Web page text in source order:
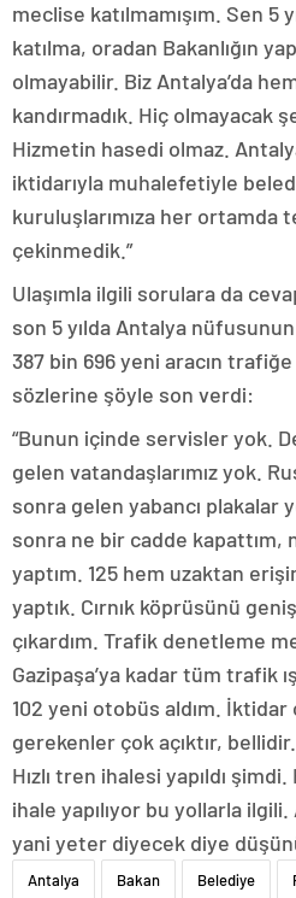
meclise katılmamışım. Sen 5
katılma, oradan Bakanlığın
olmayabilir. Biz Antalya’da
kandırmadık. Hiç olmayacak
Hizmetin hasedi olmaz.
iktidarıyla muhalefetiyle
kuruluşlarımıza her ortamda
çekinmedik.”
Ulaşımla ilgili sorulara da
son 5 yılda Antalya nüfusunun
387 bin 696 yeni aracın trafiğe
sözlerine şöyle son verdi:
“Bunun içinde servisler yok.
gelen vatandaşlarımız yok.
sonra gelen yabancı plakalar
sonra ne bir cadde kapattım,
yaptım. 125 hem uzaktan
yaptık. Cırnık köprüsünü
çıkardım. Trafik denetleme
Gazipaşa’ya kadar tüm trafik
102 yeni otobüs aldım.
gerekenler çok açıktır, bellidir.
Hızlı tren ihalesi yapıldı
ihale yapılıyor bu yollarla
yani yeter diyecek diye
Antalya Bakan Belediye